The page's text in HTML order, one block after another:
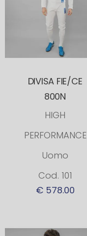
DIVISA FIE/CE
800N
HIGH
PERFORMANCE
Uomo
Cod. 101
€ 578.00